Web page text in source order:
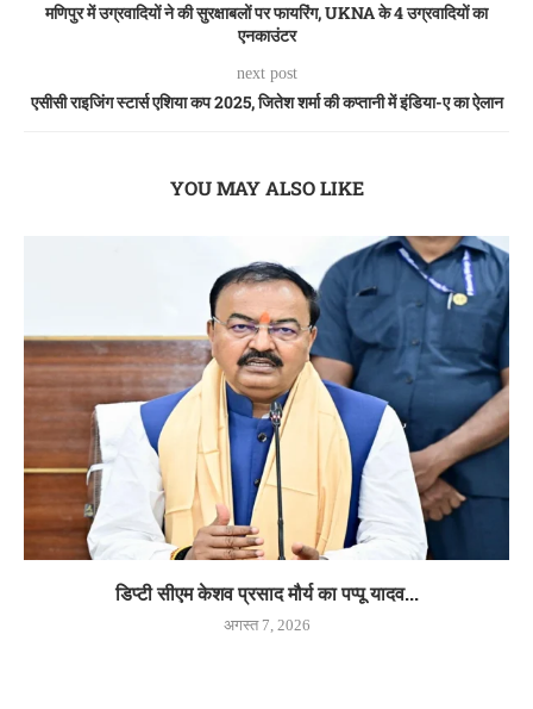
मणिपुर में उग्रवादियों ने की सुरक्षाबलों पर फायरिंग, UKNA के 4 उग्रवादियों का
एनकाउंटर
next post
एसीसी राइजिंग स्टार्स एशिया कप 2025, जितेश शर्मा की कप्तानी में इंडिया-ए का ऐलान
YOU MAY ALSO LIKE
डिप्टी सीएम केशव प्रसाद मौर्य का पप्पू यादव...
अगस्त 7, 2026